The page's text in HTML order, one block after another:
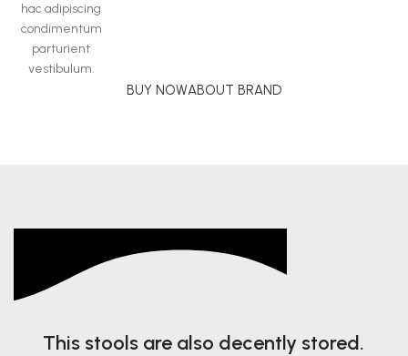
hac adipiscing
condimentum
parturient
vestibulum.
BUY NOWABOUT BRAND
This stools are also decently stored.